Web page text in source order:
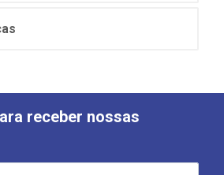
receber nossas